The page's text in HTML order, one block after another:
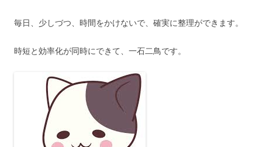
毎日、少しづつ、時間をかけないで、確実に整理ができます。
時短と効率化が同時にできて、一石二鳥です。